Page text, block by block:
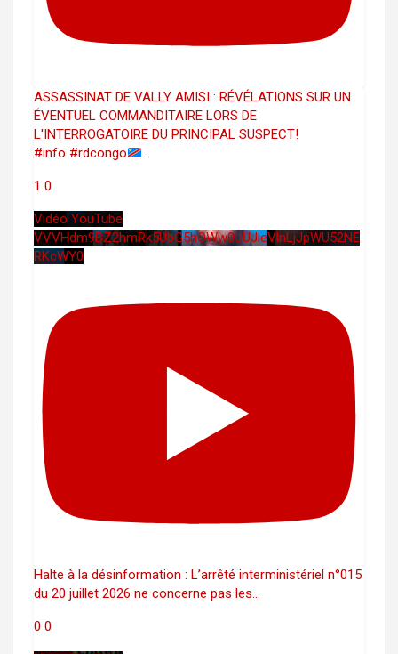
ASSASSINAT DE VALLY AMISI : RÉVÉLATIONS SUR UN
ÉVENTUEL COMMANDITAIRE LORS DE
L'INTERROGATOIRE DU PRINCIPAL SUSPECT!
#info #rdcongo
...
1 0
Vidéo YouTube
VVVHdm9BZ2hmRk5UbG5hOWw0UUJleVlnLjJpWU52NE
RKcWY0
Halte à la désinformation : L’arrêté interministériel n°015
du 20 juillet 2026 ne concerne pas les...
0 0